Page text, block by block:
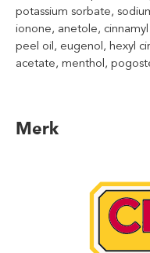
potassium sorbate,
ionone, anetole,
peel oil, eugenol, hexyl
acetate, menthol,
Merk